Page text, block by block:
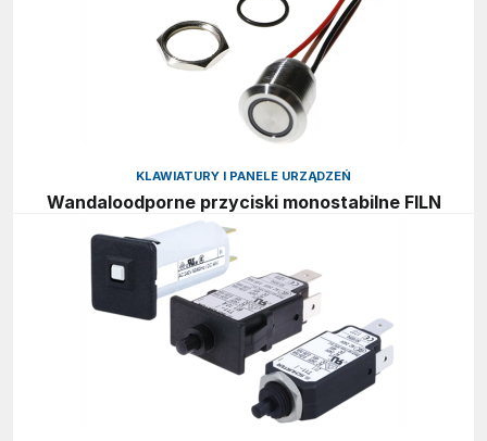
KLAWIATURY I PANELE URZĄDZEŃ
Wandaloodporne przyciski monostabilne FILN